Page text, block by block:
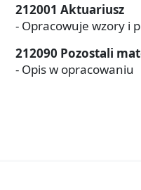
212001 Aktuariusz
- Opracowuje wzory i
212090 Pozostali
- Opis w opracowaniu